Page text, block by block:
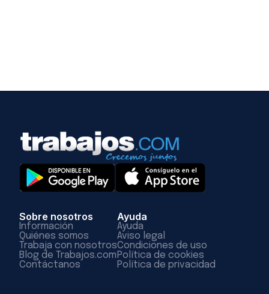
Sobre nosotros
Información
Quiénes somos
Trabaja con nosotros
Blog de Trabajos.com
Contáctanos
Ayuda
Ayuda
Aviso legal
Condiciones de uso
Política de cookies
Política de privacidad